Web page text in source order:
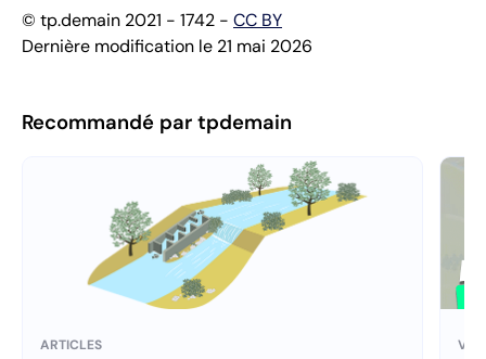
© tp.demain 2021 - 1742 - CC BY
Dernière modification le 21 mai 2026
Recommandé par tpdemain
ARTICLES